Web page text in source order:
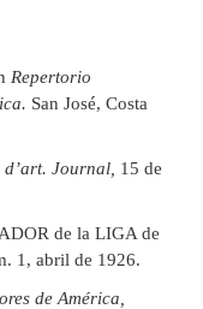
Repertorio
San José, Costa
d’art. Journal, 15 de
de la LIGA de
1, abril de 1926.
de América,